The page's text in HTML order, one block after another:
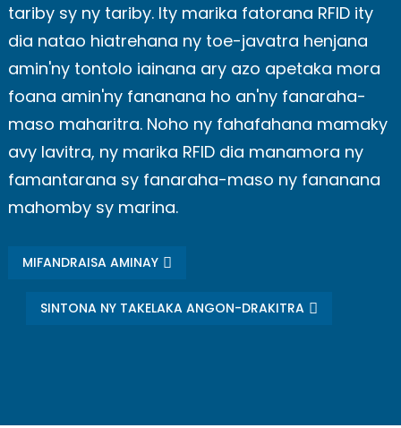
tariby sy ny tariby. Ity marika fatorana RFID ity
dia natao hiatrehana ny toe-javatra henjana
amin'ny tontolo iainana ary azo apetaka mora
foana amin'ny fananana ho an'ny fanaraha-
maso maharitra. Noho ny fahafahana mamaky
avy lavitra, ny marika RFID dia manamora ny
famantarana sy fanaraha-maso ny fananana
mahomby sy marina.
MIFANDRAISA AMINAY
SINTONA NY TAKELAKA ANGON-DRAKITRA